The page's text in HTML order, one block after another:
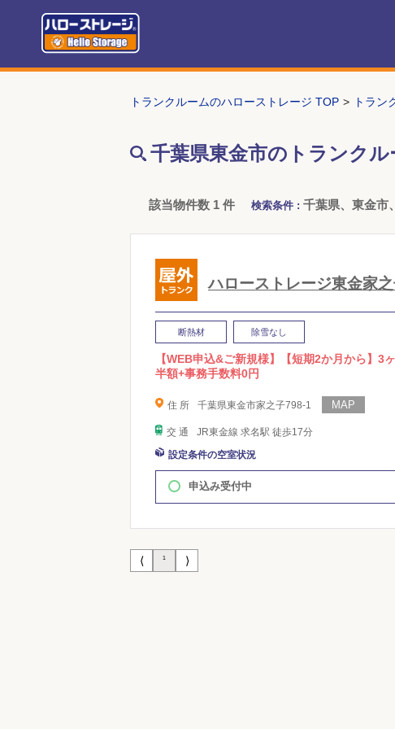
トランクルームのハローストレージ TOP トラン
千葉県東金市のトランクル
該当物件数 1 件 検索条件 :千葉県、東金市
ハローストレージ東金家
断熱材 除雪なし
【WEB申込&ご新規様】【短期2か月から】3
半額+事務手数料0円
住 所 千葉県東金市家之子798-1
交 通 JR東金線 求名駅 徒歩17分
設定条件の空室状況
申込み受付中
⟨ 1 ⟩